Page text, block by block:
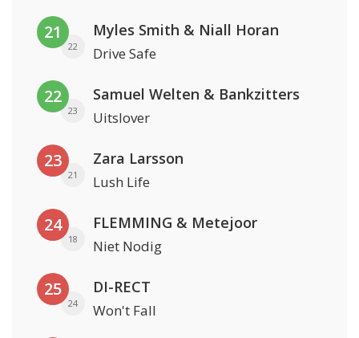
21
22
Myles Smith & Niall Horan
Drive Safe
22
23
Samuel Welten & Bankzitters
Uitslover
23
21
Zara Larsson
Lush Life
24
18
FLEMMING & Metejoor
Niet Nodig
25
24
DI-RECT
Won't Fall